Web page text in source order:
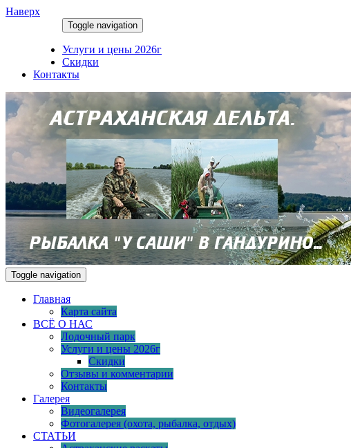
Наверх
Toggle navigation
Услуги и цены 2026г
Скидки
Контакты
Toggle navigation
Главная
Карта сайта
ВСЁ О НАС
Лодочный парк
Услуги и цены 2026г
Скидки
Отзывы и комментарии
Контакты
Галерея
Видеогалерея
Фотогалерея (охота, рыбалка, отдых)
СТАТЬИ